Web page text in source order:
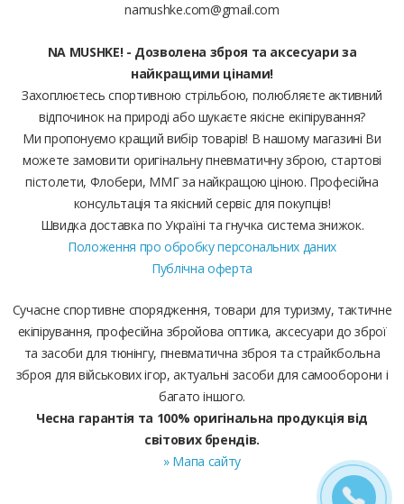
namushke.com@gmail.com
NA MUSHKE! - Дозволена зброя та аксесуари за
найкращими цінами!
Захоплюєтесь спортивною стрільбою, полюбляєте активний
відпочинок на природі або шукаєте якісне екіпірування?
Ми пропонуємо кращий вибір товарів! В нашому магазині Ви
можете замовити оригінальну пневматичну зброю, стартові
пістолети, Флобери, ММГ за найкращою ціною. Професійна
консультація та якісний сервіс для покупців!
Швидка доставка по Україні та гнучка система знижок.
Положення про обробку персональних даних
Публічна оферта
Сучасне спортивне спорядження, товари для туризму, тактичне
екіпірування, професійна збройова оптика, аксесуари до зброї
та засоби для тюнінгу, пневматична зброя та страйкбольна
зброя для військових ігор, актуальні засоби для самооборони і
багато іншого.
Чесна гарантія та 100% оригінальна продукція від
світових брендів.
» Мапа сайту